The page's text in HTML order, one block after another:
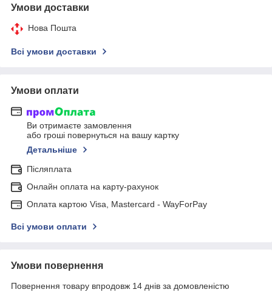
Умови доставки
Нова Пошта
Всі умови доставки
Умови оплати
Ви отримаєте замовлення
або гроші повернуться на вашу картку
Детальніше
Післяплата
Онлайн оплата на карту-рахунок
Оплата картою Visa, Mastercard - WayForPay
Всі умови оплати
Умови повернення
Повернення товару впродовж 14 днів за домовленістю